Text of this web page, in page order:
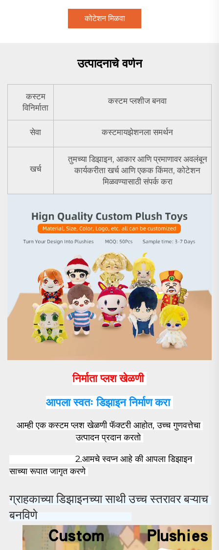
कोटेशन मिळवा
उत्पादनाचे वर्णन
कस्टम
विनिर्माता
कस्टम प्लशीज बनवा
सेवा कस्टमायझेशनला समर्थन
खर्च
तुमच्या डिझाइन, आकार आणि प्रमाणावर अवलंबून
कार्यकरीता खर्च आणि एकक किंमत, कोटेशन
मिळवण्यासाठी संपर्क करा
निर्माता प्लश खेळणी
आपला स्वतः डिझाइन निर्माण करा
आम्ही एक कस्टम प्लश खेळणी फॅक्टरी आहोत, उच्च गुणवत्तेचा
उत्पादन प्रदान करतो
                           2.
आमचे स्वप्न आहे की आपला डिझाइन
साच्या रूपात जागृत करणे
ग्राहकाच्या डिझाइनच्या साथी उच्च स्तरावर बऱ्याच
बनविणे